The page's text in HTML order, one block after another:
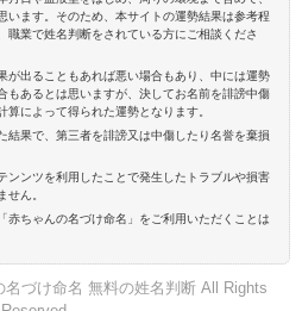
います。そのため、本サイトの運勢結果は参考程
職業で姓名判断をされている方にご相談くださ
が出ることもあれば悪い場合もあり、中には運勢
もあるとは思いますが、決してお名前を誹謗中傷
によって得られた運勢となります。
結果で、第三者を誹謗又は中傷したり名誉を棄損
ンンツを利用したことで発生したトラブルや損害
せん。
赤ちゃんの名づけ命名」をご利用いただくことは
名づけ命名 無料の姓名判断 All Rights